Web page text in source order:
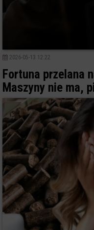
2026-05-13 12:22
Fortuna przelana
Maszyny nie ma,